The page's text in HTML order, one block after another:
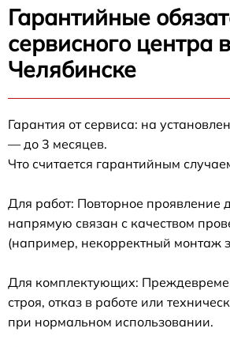
Гарантийные
сервисного центра в
Челябинске
Гарантия от сервиса: на
— до 3 месяцев.
Что считается гарантийным
Для работ: Повторное проявление
напрямую связан с качеством
(например, некорректный монтаж
Для комплектующих:
строя, отказ в работе или
при нормальном использовании.